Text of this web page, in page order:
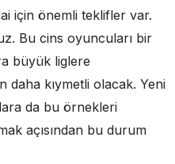
için önemli teklifler var.
Bu cins oyuncuları bir
büyük liglere
daha kıymetli olacak. Yeni
da bu örnekleri
açısından bu durum